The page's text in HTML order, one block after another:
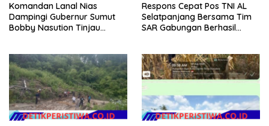
Komandan Lanal Nias
Dampingi Gubernur Sumut
Bobby Nasution Tinjau
Nias Utara
Respons Cepat Pos TNI AL
Selatpanjang Bersama Tim
SAR Gabungan Berhasil
Mengkikip Kepulauan Meranti